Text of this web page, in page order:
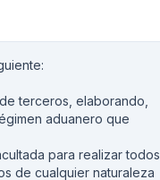
terceros, elaborando,
aduanero que
para realizar todos
de cualquier naturaleza